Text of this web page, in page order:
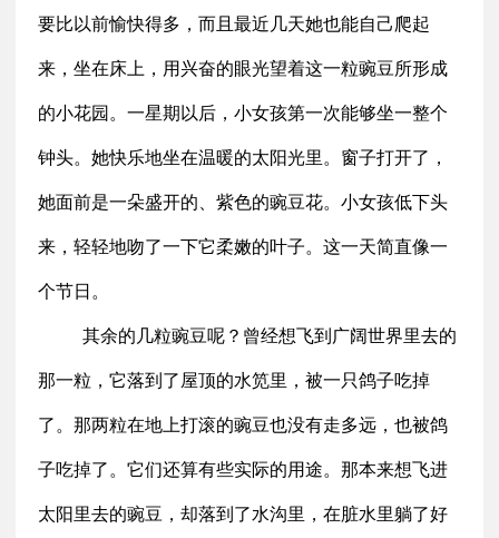
要比以前愉快得多，而且最近几天她也能自己爬起
来，坐在床上，用兴奋的眼光望着这一粒豌豆所形成
的小花园。一星期以后，小女孩第一次能够坐一整个
钟头。她快乐地坐在温暖的太阳光里。窗子打开了，
她面前是一朵盛开的、紫色的豌豆花。小女孩低下头
来，轻轻地吻了一下它柔嫩的叶子。这一天简直像一
个节日。
其余的几粒豌豆呢？曾经想飞到广阔世界里去的
那一粒，它落到了屋顶的水笕里，被一只鸽子吃掉
了。那两粒在地上打滚的豌豆也没有走多远，也被鸽
子吃掉了。它们还算有些实际的用途。那本来想飞进
太阳里去的豌豆，却落到了水沟里，在脏水里躺了好